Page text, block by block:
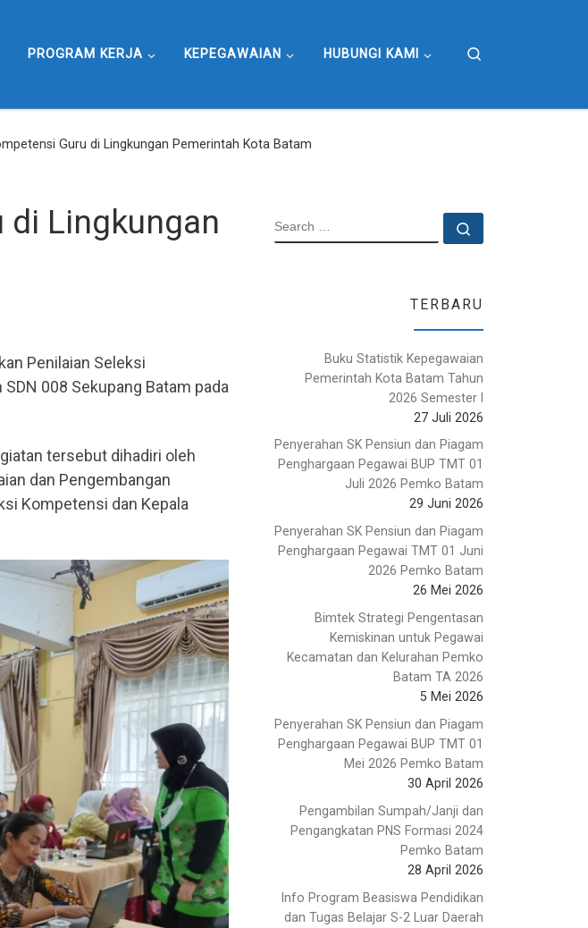
PROGRAM KERJA KEPEGAWAIAN HUBUNGI KAMI
Guru di Lingkungan Pemerintah Kota Batam
di Lingkungan
Penilaian Seleksi
008 Sekupang Batam pada
tersebut dihadiri oleh
dan Pengembangan
Kompetensi dan Kepala
SEARCH
TERBARU
Buku Statistik Kepegawaian
Pemerintah Kota Batam Tahun
2026 Semester I
27 Juli 2026
Penyerahan SK Pensiun dan Piagam
Penghargaan Pegawai BUP TMT 01
Juli 2026 Pemko Batam
29 Juni 2026
Penyerahan SK Pensiun dan Piagam
Penghargaan Pegawai TMT 01 Juni
2026 Pemko Batam
26 Mei 2026
Bimtek Strategi Pengentasan
Kemiskinan untuk Pegawai
Kecamatan dan Kelurahan Pemko
Batam TA 2026
5 Mei 2026
Penyerahan SK Pensiun dan Piagam
Penghargaan Pegawai BUP TMT 01
Mei 2026 Pemko Batam
30 April 2026
Pengambilan Sumpah/Janji dan
Pengangkatan PNS Formasi 2024
Pemko Batam
28 April 2026
Info Program Beasiswa Pendidikan
dan Tugas Belajar S-2 Luar Daerah